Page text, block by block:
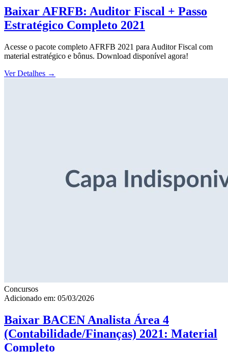
Baixar AFRFB: Auditor Fiscal + Passo
Estratégico Completo 2021
Acesse o pacote completo AFRFB 2021 para Auditor Fiscal com
material estratégico e bônus. Download disponível agora!
Ver Detalhes →
Concursos
Adicionado em: 05/03/2026
Baixar BACEN Analista Área 4
(Contabilidade/Finanças) 2021: Material
Completo